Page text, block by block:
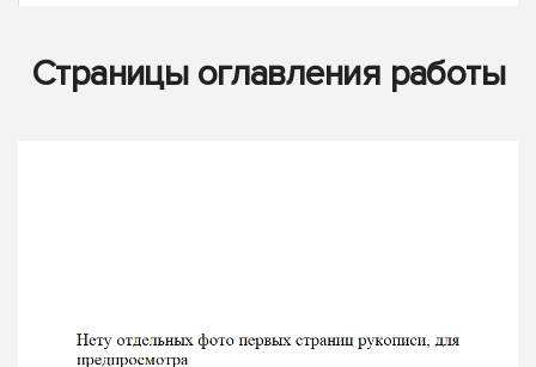
Страницы оглавления работы